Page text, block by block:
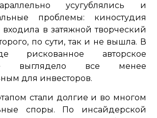
усугублялись и
проблемы: киностудия
входила в затяжной творческий
по сути, так и не вышла. В
рискованное авторское
выглядело все менее
для инвесторов.
стали долгие и во многом
споры. По инсайдерской